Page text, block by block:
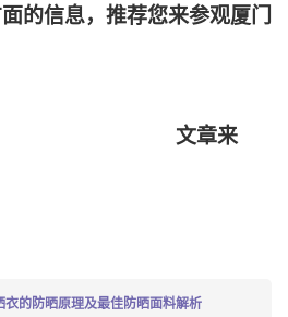
的信息，推荐您来参观厦门
文章来
的防晒原理及最佳防晒面料解析